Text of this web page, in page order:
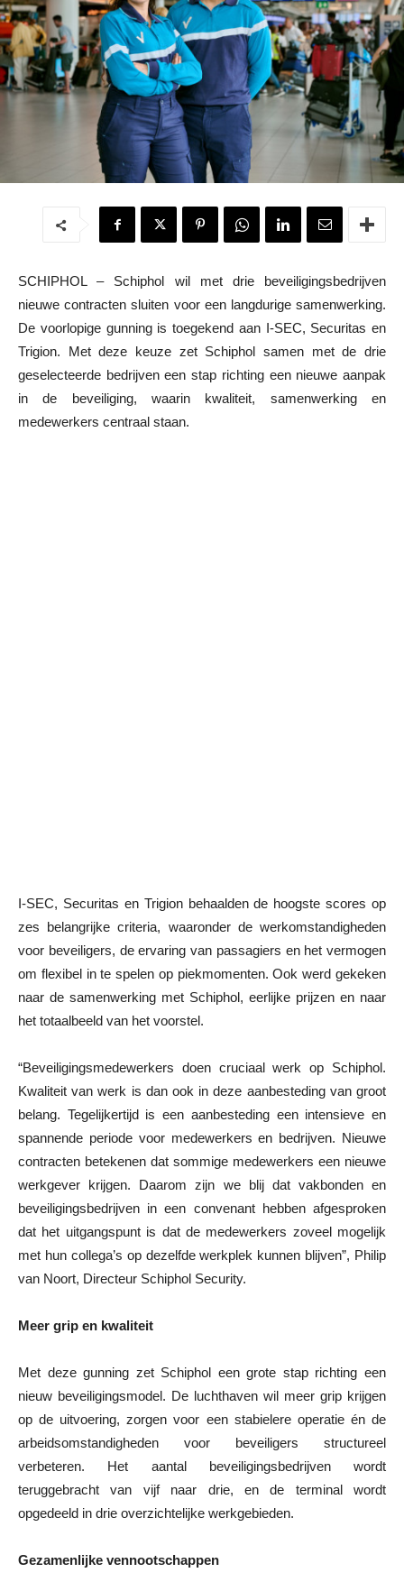
SCHIPHOL – Schiphol wil met drie beveiligingsbedrijven
nieuwe contracten sluiten voor een langdurige samenwerking.
De voorlopige gunning is toegekend aan I-SEC, Securitas en
Trigion. Met deze keuze zet Schiphol samen met de drie
geselecteerde bedrijven een stap richting een nieuwe aanpak
in de beveiliging, waarin kwaliteit, samenwerking en
medewerkers centraal staan.
I-SEC, Securitas en Trigion behaalden de hoogste scores op
zes belangrijke criteria, waaronder de werkomstandigheden
voor beveiligers, de ervaring van passagiers en het vermogen
om flexibel in te spelen op piekmomenten. Ook werd gekeken
naar de samenwerking met Schiphol, eerlijke prijzen en naar
het totaalbeeld van het voorstel.
“Beveiligingsmedewerkers doen cruciaal werk op Schiphol.
Kwaliteit van werk is dan ook in deze aanbesteding van groot
belang. Tegelijkertijd is een aanbesteding een intensieve en
spannende periode voor medewerkers en bedrijven. Nieuwe
contracten betekenen dat sommige medewerkers een nieuwe
werkgever krijgen. Daarom zijn we blij dat vakbonden en
beveiligingsbedrijven in een convenant hebben afgesproken
dat het uitgangspunt is dat de medewerkers zoveel mogelijk
met hun collega’s op dezelfde werkplek kunnen blijven”, Philip
van Noort, Directeur Schiphol Security.
Meer grip en kwaliteit
Met deze gunning zet Schiphol een grote stap richting een
nieuw beveiligingsmodel. De luchthaven wil meer grip krijgen
op de uitvoering, zorgen voor een stabielere operatie én de
arbeidsomstandigheden voor beveiligers structureel
verbeteren. Het aantal beveiligingsbedrijven wordt
teruggebracht van vijf naar drie, en de terminal wordt
opgedeeld in drie overzichtelijke werkgebieden.
Gezamenlijke vennootschappen